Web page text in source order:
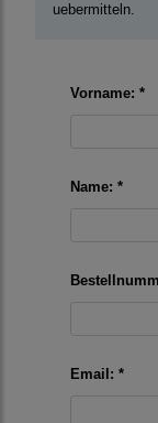
uebermitteln.
Vorname: *
Name: *
Email: *